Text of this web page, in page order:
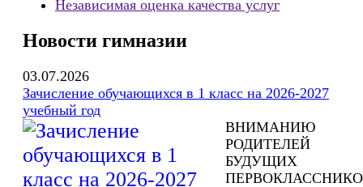
Независимая оценка качества услуг
Новости гимназии
03.07.2026
Зачисление обучающихся в 1 класс на 2026-2027
учебный год
ВНИМАНИЮ
РОДИТЕЛЕЙ
БУДУЩИХ